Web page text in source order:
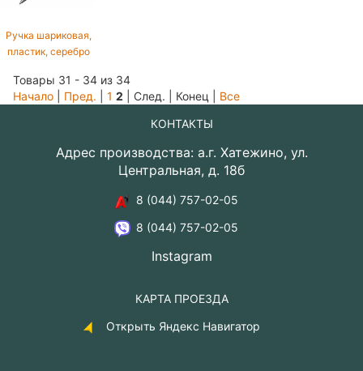
Ручка шариковая,
пластик, серебро
Товары 31 - 34 из 34
Начало
Пред. 1 2 | След. | Конец
Все
КОНТАКТЫ
Адрес производства: а.г. Хатежино, ул.
Центральная, д. 18б
8 (044) 757-02-05
8 (044) 757-02-05
Instagram
КАРТА ПРОЕЗДА
Открыть Яндекс Навигатор